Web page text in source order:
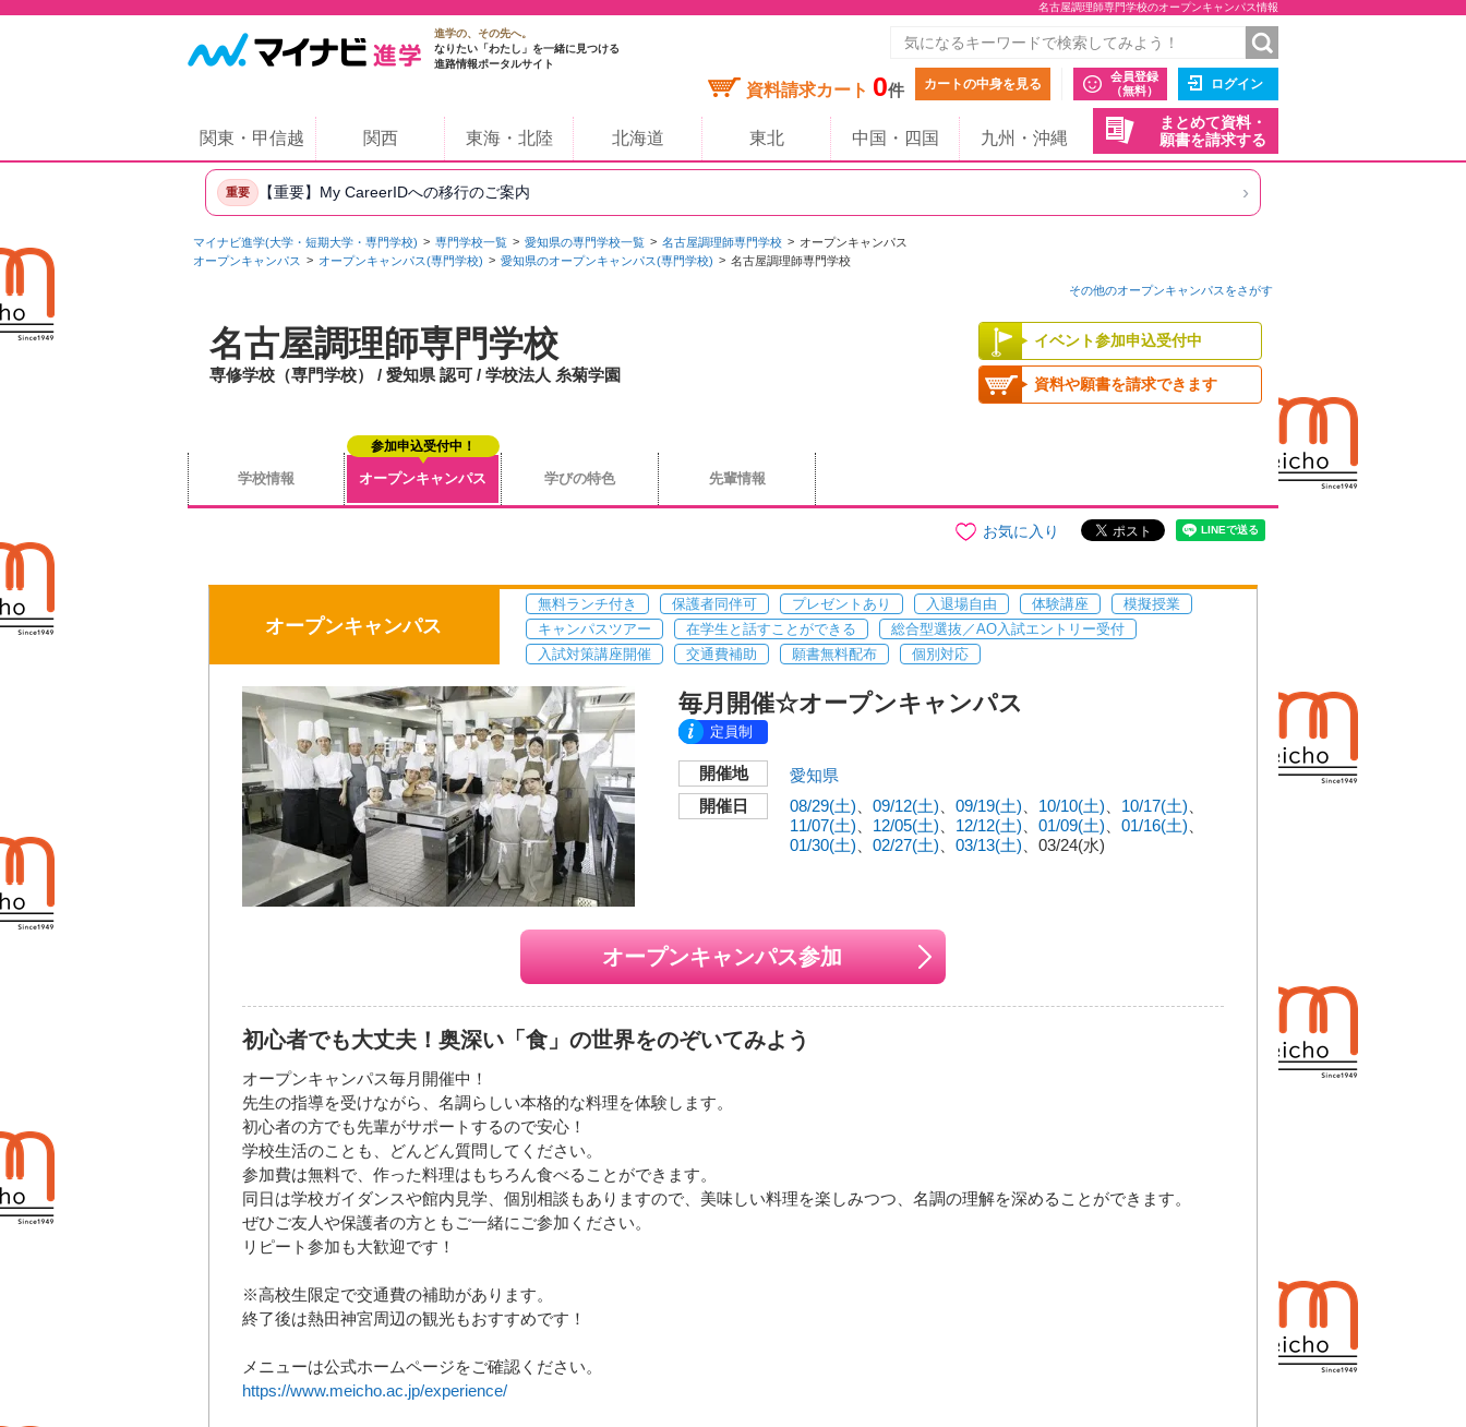
名古屋調理師専門学校のオープンキャンパス情報
進学の、その先へ。
なりたい「わたし」を一緒に見つける
進路情報ポータルサイト
資料請求カート 0件 カートの中身を見る
会員登録
（無料）
ログイン
まとめて資料・
願書を請求する
関東・甲信越 関西 東海・北陸 北海道 東北 中国・四国 九州・沖縄
重要 【重要】My CareerIDへの移行のご案内 ›
マイナビ進学(大学・短期大学・専門学校) 専門学校一覧 愛知県の専門学校一覧 名古屋調理師専門学校
オープンキャンパス
オープンキャンパス
オープンキャンパス(専門学校) 愛知県のオープンキャンパス(専門学校) 名古屋調理師専門学校
その他のオープンキャンパスをさがす
名古屋調理師専門学校
専修学校（専門学校） / 愛知県 認可 / 学校法人 糸菊学園
イベント参加申込受付中
資料や願書を請求できます
学校情報 オープンキャンパス
参加申込受付中！
学びの特色 先輩情報
お気に入り
オープンキャンパス
無料ランチ付き 保護者同伴可 プレゼントあり 入退場自由 体験講座
模擬授業
キャンパスツアー
在学生と話すことができる
総合型選抜／AO入試エントリー受付
入試対策講座開催
交通費補助 願書無料配布 個別対応
毎月開催☆オープンキャンパス
定員制
開催地
愛知県
開催日
08/29(土) 09/12(土) 09/19(土) 10/10(土)
10/17(土)
11/07(土)
12/05(土) 12/12(土) 01/09(土)
01/16(土)
01/30(土)
02/27(土) 03/13(土) 03/24(水)
オープンキャンパス参加
初心者でも大丈夫！奥深い「食」の世界をのぞいてみよう
オープンキャンパス毎月開催中！
先生の指導を受けながら、名調らしい本格的な料理を体験します。
初心者の方でも先輩がサポートするので安心！
学校生活のことも、どんどん質問してください。
参加費は無料で、作った料理はもちろん食べることができます。
同日は学校ガイダンスや館内見学、個別相談もありますので、美味しい料理を楽しみつつ、名調の理解を深めることができます。
ぜひご友人や保護者の方ともご一緒にご参加ください。
リピート参加も大歓迎です！
※高校生限定で交通費の補助があります。
終了後は熱田神宮周辺の観光もおすすめです！
メニューは公式ホームページをご確認ください。
https://www.meicho.ac.jp/experience/